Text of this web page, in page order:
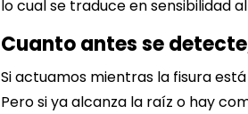
lo cual se traduce en sensibilidad
Cuanto antes se
Si actuamos mientras la fisura
Pero si ya alcanza la raíz o hay